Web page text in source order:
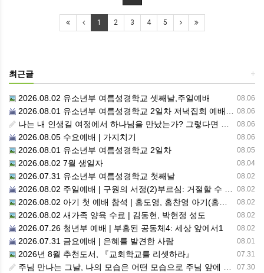
1 2 3 4 5
+
최근글
08.06
2026.08.02 유소년부 여름성경학교 셋째날,주일예배
08.06
2026.08.01 유소년부 여름성경학교 2일차 저녁집회 예배 실황
08.06
나는 내 인생길 여정에서 하나님을 만났는가? 그렇다면 나의 삶은 어떠한가? 자신을 돌아 봅니다.
08.06
2026.08.05 수요예배 | 가지치기
08.05
2026.08.01 유소년부 여름성경학교 2일차
08.04
2026.08.02 7월 생일자
08.02
2026.07.31 유소년부 여름성경학교 첫째날
08.02
2026.08.02 주일예배 | 구원의 서정(2)부르심: 거절할 수 없는 은혜의 시작
08.02
2026.08.02 아기 첫 예배 참석 | 홍도영, 홍찬영 아기(홍석진, 임자현 집사 가정)
08.02
2026.08.02 새가족 양육 수료 | 김동현, 박현정 성도
08.02
2026.07.26 청년부 예배 | 부흥된 공동체4: 세상 앞에서1
08.01
2026.07.31 금요예배 | 은혜를 발견한 사람
07.31
2026년 8월 추천도서, 『교회학교를 리셋하라』
07.30
주님 만나는 그날, 나의 모습은 어떤 모습으로 주님 앞에 서게 될까 ??????